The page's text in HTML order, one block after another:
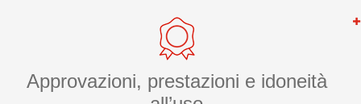
Approvazioni, prestazioni e idoneità